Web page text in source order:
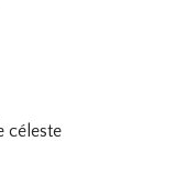
céleste